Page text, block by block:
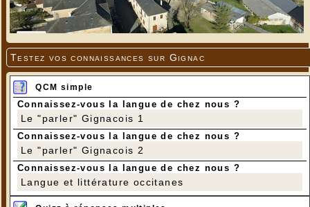
Testez vos connaissances sur Gignac
QCM simple
Connaissez-vous la langue de chez nous ?
Le "parler" Gignacois 1
Connaissez-vous la langue de chez nous ?
Le "parler" Gignacois 2
Connaissez-vous la langue de chez nous ?
Langue et littérature occitanes